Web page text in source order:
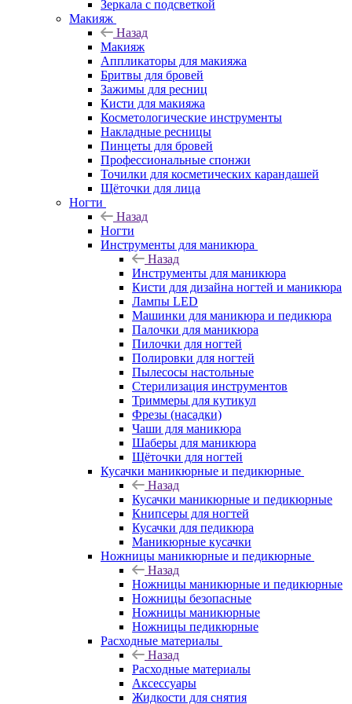
Зеркала с подсветкой
Макияж
Назад
Макияж
Аппликаторы для макияжа
Бритвы для бровей
Зажимы для ресниц
Кисти для макияжа
Косметологические инструменты
Накладные ресницы
Пинцеты для бровей
Профессиональные спонжи
Точилки для косметических карандашей
Щёточки для лица
Ногти
Назад
Ногти
Инструменты для маникюра
Назад
Инструменты для маникюра
Кисти для дизайна ногтей и маникюра
Лампы LED
Машинки для маникюра и педикюра
Палочки для маникюра
Пилочки для ногтей
Полировки для ногтей
Пылесосы настольные
Стерилизация инструментов
Триммеры для кутикул
Фрезы (насадки)
Чаши для маникюра
Шаберы для маникюра
Щёточки для ногтей
Кусачки маникюрные и педикюрные
Назад
Кусачки маникюрные и педикюрные
Книпсеры для ногтей
Кусачки для педикюра
Маникюрные кусачки
Ножницы маникюрные и педикюрные
Назад
Ножницы маникюрные и педикюрные
Ножницы безопасные
Ножницы маникюрные
Ножницы педикюрные
Расходные материалы
Назад
Расходные материалы
Аксессуары
Жидкости для снятия